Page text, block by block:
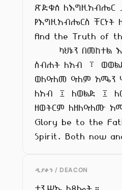
ጽድቁሰ ለእግዚአብሔር
የእግዚአብሔርስ ቸርነት
And the Truth of
ስብሐት ለአብ ፣
ወለዓለመ ዓለም አሜን
ለአብ ፤ ለወልድ ፤
ዘወትርም ለዘለዓለሙ
Glory be to the
Spirit. Both now
ዲያቆን / DEACON